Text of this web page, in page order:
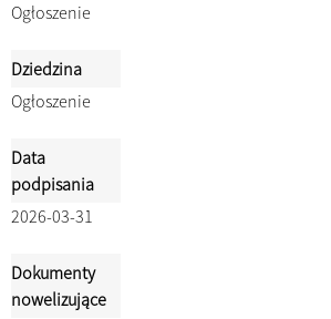
Ogłoszenie
Dziedzina
Ogłoszenie
Data
podpisania
2026-03-31
Dokumenty
nowelizujące